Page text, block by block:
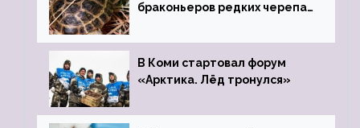
браконьеров редких черепах
зоопарк
В Коми стартовал форум
«Арктика. Лёд тронулся»